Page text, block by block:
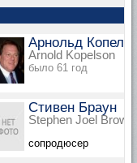
Арнольд
Arnold Kopelson
было 61 год
Стивен Браун
Stephen Joel Brown
сопродюсер